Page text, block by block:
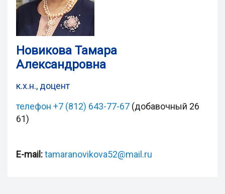
Новикова Тамара
Александровна
к.х.н., доцент
телефон +7 (812) 643-77-67 (добавочный 26
61)
E-mail:tamaranovikova52@mail.ru